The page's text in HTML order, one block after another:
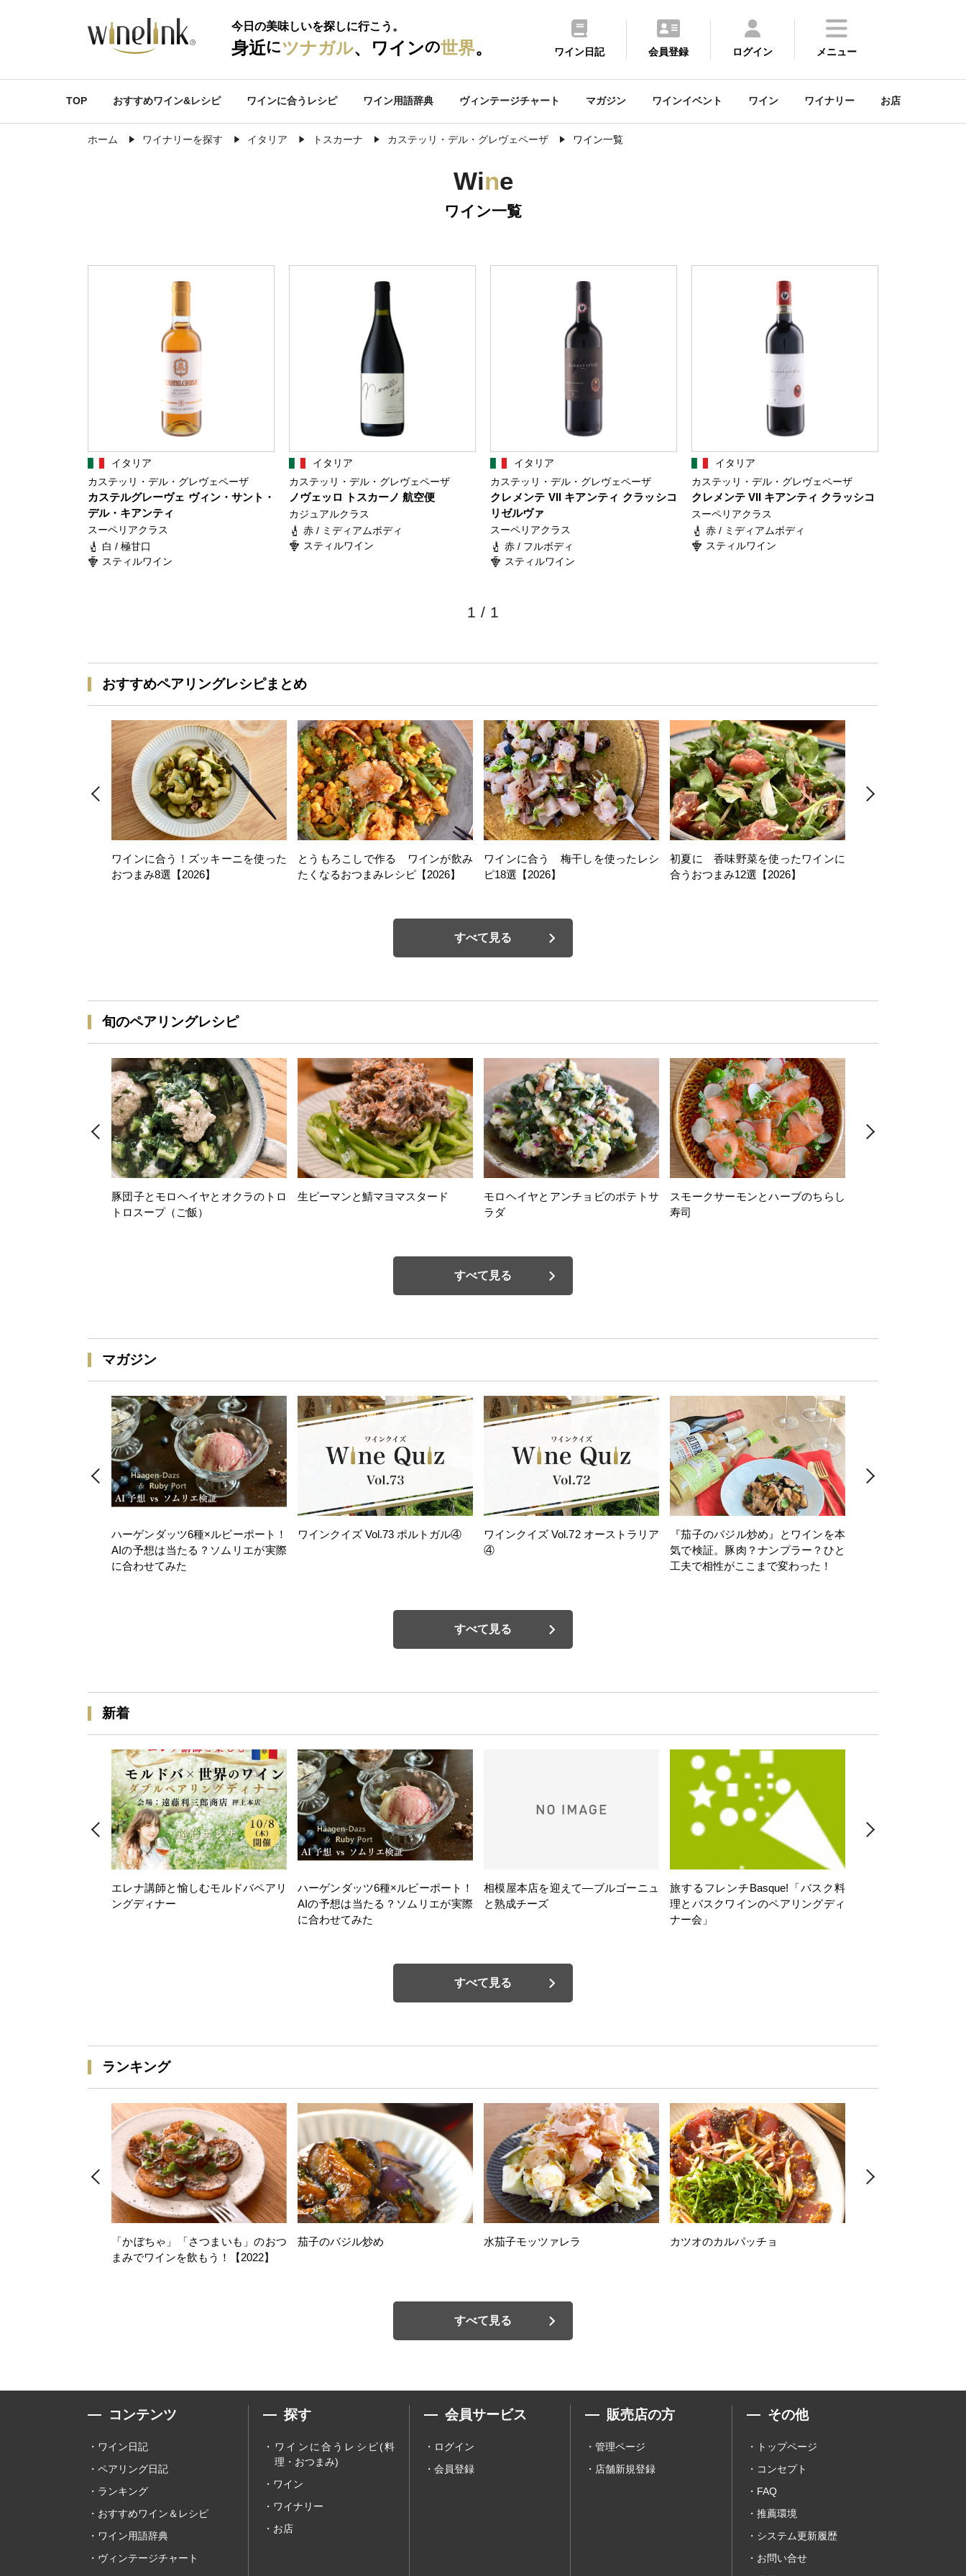
今日の美味しいを探しに行こう。
身近にツナガル、ワインの世界。 ワイン日記 会員登録 ログイン メニュー
TOP おすすめワイン&レシピ ワインに合うレシピ ワイン用語辞典 ヴィンテージチャート マガジン ワインイベント ワイン ワイナリー お店
ホーム ワイナリーを探す イタリア トスカーナ カステッリ・デル・グレヴェペーザ ワイン一覧
Wine
ワイン一覧
イタリア
カステッリ・デル・グレヴェペーザ
カステルグレーヴェ ヴィン・サント・
デル・キアンティ
スーペリアクラス
白 / 極甘口
スティルワイン
イタリア
カステッリ・デル・グレヴェペーザ
ノヴェッロ トスカーノ 航空便
カジュアルクラス
赤 / ミディアムボディ
スティルワイン
イタリア
カステッリ・デル・グレヴェペーザ
クレメンテ VII キアンティ クラッシコ
リゼルヴァ
スーペリアクラス
赤 / フルボディ
スティルワイン
イタリア
カステッリ・デル・グレヴェペーザ
クレメンテ VII キアンティ クラッシコ
スーペリアクラス
赤 / ミディアムボディ
スティルワイン
1 / 1
おすすめペアリングレシピまとめ
ワインに合う！ズッキーニを使った
おつまみ8選【2026】
とうもろこしで作る ワインが飲み
たくなるおつまみレシピ【2026】
ワインに合う 梅干しを使ったレシ
ピ18選【2026】
初夏に 香味野菜を使ったワインに
合うおつまみ12選【2026】
すべて見る
旬のペアリングレシピ
豚団子とモロヘイヤとオクラのトロ
トロスープ（ご飯）
生ピーマンと鯖マヨマスタード
モロヘイヤとアンチョビのポテトサ
ラダ
スモークサーモンとハーブのちらし
寿司
すべて見る
マガジン
ハーゲンダッツ6種×ルビーポート！
AIの予想は当たる？ソムリエが実際
に合わせてみた
ワインクイズ Vol.73 ポルトガル④
ワインクイズ Vol.72 オーストラリア
④
『茄子のバジル炒め』とワインを本
気で検証。豚肉？ナンプラー？ひと
工夫で相性がここまで変わった！
すべて見る
新着
エレナ講師と愉しむモルドバペアリ
ングディナー
ハーゲンダッツ6種×ルビーポート！
AIの予想は当たる？ソムリエが実際
に合わせてみた
相模屋本店を迎えて―ブルゴーニュ
と熟成チーズ
旅するフレンチBasque!「バスク料
理とバスクワインのペアリングディ
ナー会」
すべて見る
ランキング
「かぼちゃ」「さつまいも」のおつ
まみでワインを飲もう！【2022】
茄子のバジル炒め 水茄子モッツァレラ カツオのカルパッチョ
すべて見る
コンテンツ
ワイン日記
ペアリング日記
ランキング
おすすめワイン＆レシピ
ワイン用語辞典
ヴィンテージチャート
探す
ワインに合うレシピ(料
理・おつまみ)
ワイン
ワイナリー
お店
会員サービス
ログイン
会員登録
販売店の方
管理ページ
店舗新規登録
その他
トップページ
コンセプト
FAQ
推薦環境
システム更新履歴
お問い合せ